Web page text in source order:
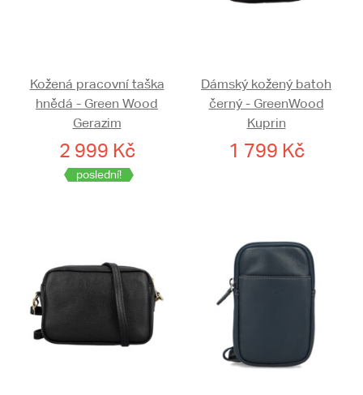
Kožená pracovní taška
hnědá - Green Wood
Gerazim
2 999 Kč
poslední!
Dámský kožený batoh
černý - GreenWood
Kuprin
1 799 Kč